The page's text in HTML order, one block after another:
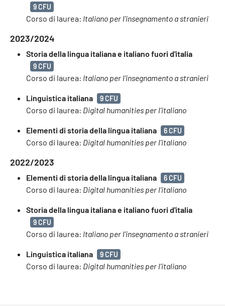
9 CFU
Corso di laurea: Italiano per l'insegnamento a stranieri
2023/2024
Storia della lingua italiana e italiano fuori d'italia
9 CFU
Corso di laurea: Italiano per l'insegnamento a stranieri
Linguistica italiana 9 CFU
Corso di laurea: Digital humanities per l'italiano
Elementi di storia della lingua italiana 6 CFU
Corso di laurea: Digital humanities per l'italiano
2022/2023
Elementi di storia della lingua italiana 6 CFU
Corso di laurea: Digital humanities per l'italiano
Storia della lingua italiana e italiano fuori d'italia
9 CFU
Corso di laurea: Italiano per l'insegnamento a stranieri
Linguistica italiana 9 CFU
Corso di laurea: Digital humanities per l'italiano